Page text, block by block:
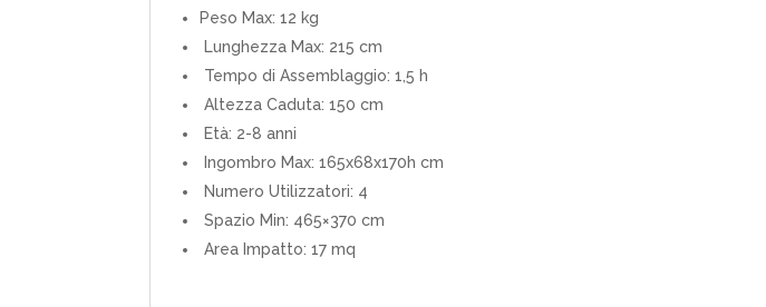
Peso Max: 12 kg
Lunghezza Max: 215 cm
Tempo di Assemblaggio: 1,5 h
Altezza Caduta: 150 cm
Età: 2-8 anni
Ingombro Max: 165x68x170h cm
Numero Utilizzatori: 4
Spazio Min: 465×370 cm
Area Impatto: 17 mq